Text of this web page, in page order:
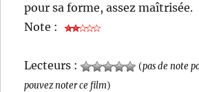
pour sa forme, assez maîtrisée.
Note :
Lecteurs : (pas de note
pouvez noter ce film)